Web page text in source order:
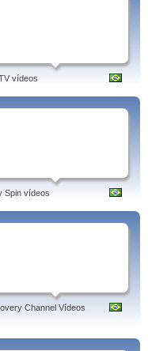
vídeos
Spin vídeos
Channel Vídeos